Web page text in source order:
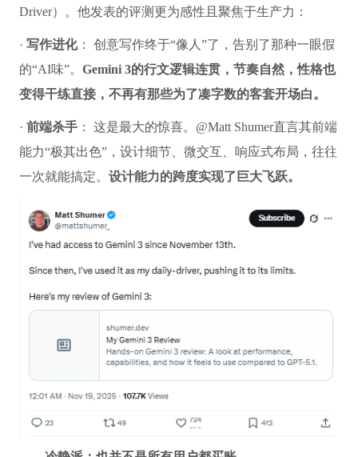
Driver）。他发表的评测更为感性且聚焦于生产力：
· 写作进化： 创意写作终于“像人”了，告别了那种一眼假
的“AI味”。 Gemini 3的行文逻辑连贯，节奏自然，性格也
变得干练直接，不再有那些为了凑字数的客套开场白。
· 前端杀手： 这是最大的惊喜。@Matt Shumer直言其前端
能力“极其出色”，设计细节、微交互、响应式布局，往往
一次就能搞定。 设计能力的跨度实现了巨大飞跃。